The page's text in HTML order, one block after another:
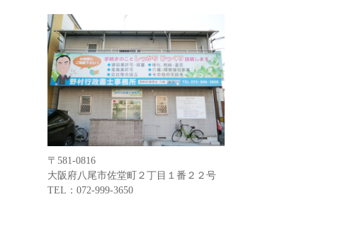
〒581-0816
大阪府八尾市佐堂町２丁目１番２２号
TEL：072-999-3650